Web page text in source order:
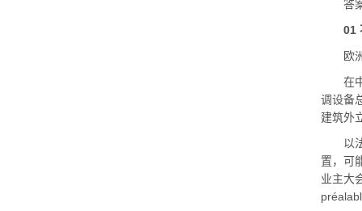
答案
01
欧洲
在中
调设备
建筑外
以法
置，可
业主大